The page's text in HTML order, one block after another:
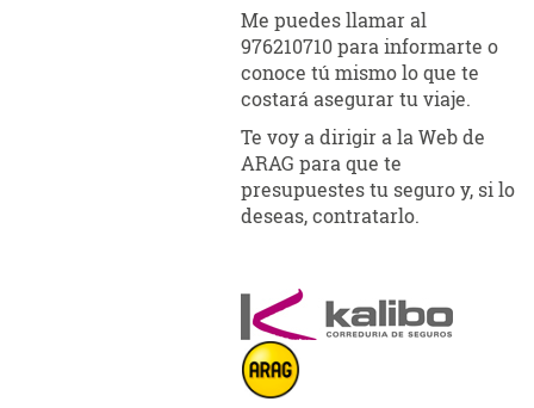
Me puedes llamar al
976210710 para informarte o
conoce tú mismo lo que te
costará asegurar tu viaje.
Te voy a dirigir a la Web de
ARAG para que te
presupuestes tu seguro y, si lo
deseas, contratarlo.